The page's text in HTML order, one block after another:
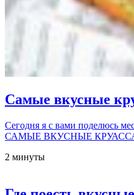
Самые вкусные
Сегодня я с вами поделюсь
САМЫЕ ВКУСНЫЕ
2 минуты